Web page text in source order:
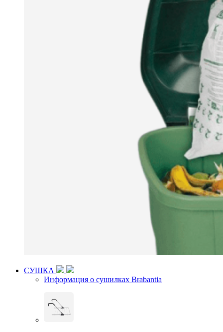
СУШКА
Информация о сушилках Brabantia